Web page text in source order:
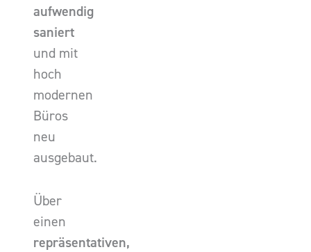
aufwendig
saniert
und mit
hoch
modernen
Büros
neu
ausgebaut.
Über
einen
repräsentativen,